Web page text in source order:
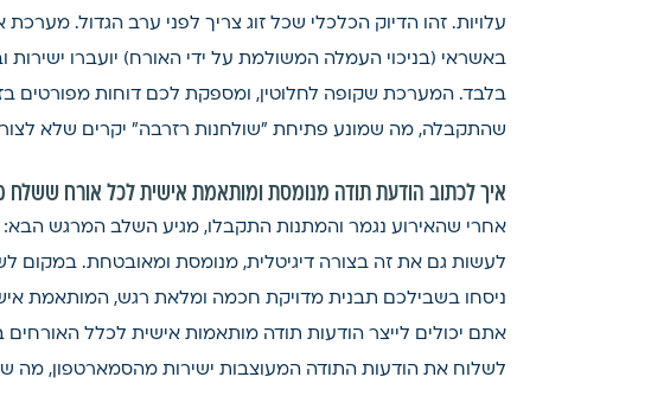
עלויות. זהו הדיוק הכלכלי שכל זוג צריך לפני ערב הגדול.
בלבד. המערכת שקופה לחלוטין, ומספקת לכם דוחות
שהתקבלה, מה שמונע פתיחת "שולחנות רזרבה" יקרים שלא
איך לכתוב הודעת תודה מנומסת ומותאמת אישית לכל אורח ששלח
אחרי שהאירוע נגמר והמתנות התקבלו, מגיע השלב המרגש
לעשות גם את זה בצורה דיגיטלית, מנומסת ומאובטחת. במקום
ניסחו בשבילכם תבנית מדויקת חכמה ומלאת רגש, המותאמת
אתם יכולים לייצר הודעות תודה מותאמות אישית לכלל
לשלוח את הודעות התודה המעוצבות ישירות מהסמארטפון, מה